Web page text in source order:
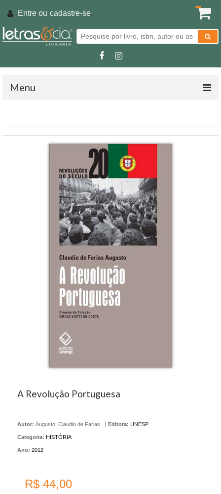
Entre ou cadastre-se.
Menu
A Revolução Portuguesa
Autor: Augusto, Claudio de Farias | Editora: UNESP
Categoria: HISTÓRIA
Ano: 2012
R$ 44,00